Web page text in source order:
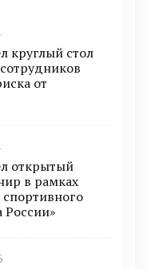
круглый стол
от
открытый
в рамках
спортивного
России»